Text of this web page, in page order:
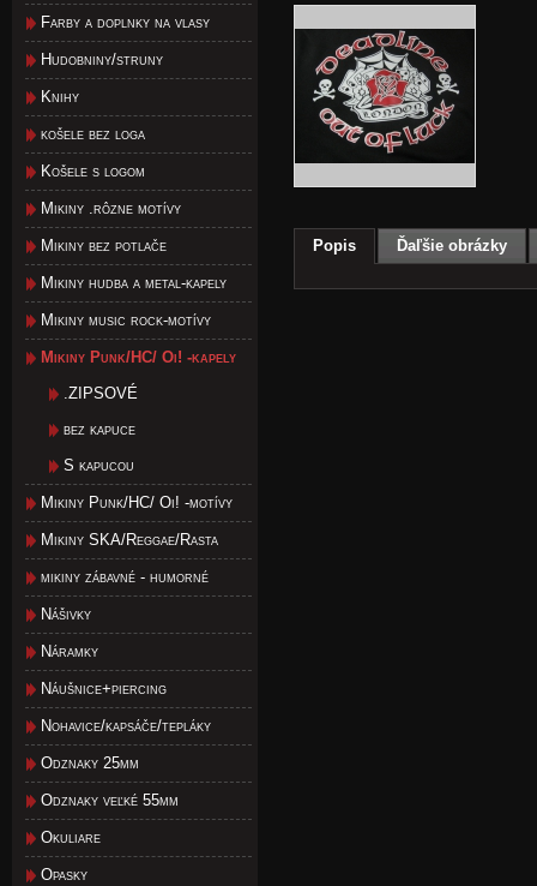
Farby a doplnky na vlasy
Hudobniny/struny
Knihy
košele bez loga
Košele s logom
Mikiny .rôzne motívy
Mikiny bez potlače
Mikiny hudba a metal-kapely
Mikiny music rock-motívy
Mikiny Punk/HC/ Oi! -kapely
.ZIPSOVÉ
bez kapuce
S kapucou
Mikiny Punk/HC/ Oi! -motívy
Mikiny SKA/Reggae/Rasta
mikiny zábavné - humorné
Nášivky
Náramky
Náušnice+piercing
Nohavice/kapsáče/tepláky
Odznaky 25mm
Odznaky veľké 55mm
Okuliare
Opasky
Popis Ďaľšie obrázky